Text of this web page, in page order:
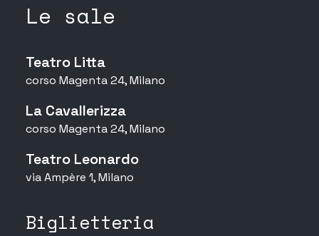
Le sale
Teatro Litta
corso Magenta 24, Milano
La Cavallerizza
corso Magenta 24, Milano
Teatro Leonardo
via Ampère 1, Milano
Biglietteria